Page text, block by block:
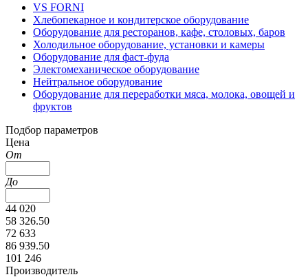
VS FORNI
Хлебопекарное и кондитерское оборудование
Оборудование для ресторанов, кафе, столовых, баров
Холодильное оборудование, установки и камеры
Оборудование для фаст-фуда
Электомеханическое оборудование
Нейтральное оборудование
Оборудование для переработки мяса, молока, овощей и
фруктов
Подбор параметров
Цена
От
До
44 020
58 326.50
72 633
86 939.50
101 246
Производитель